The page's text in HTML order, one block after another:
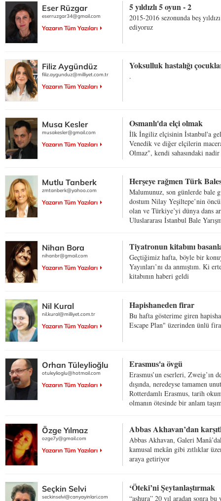
Eser Rüzgar
eserruzgar34@gmail.com
Yazarın Tüm Yazıları
5 yıldızlı 5 oyun - 2
2015-2016 sezonunda beş
ediyoruz
Filiz Aygündüz
filiz.aygunduz@milliyet.com.tr
Yazarın Tüm Yazıları
Yoksulluk hastalığı
.
Musa Kesler
musakesler@gmail.com
Yazarın Tüm Yazıları
Osmanlı'da elçi olmak
İlk İngiliz elçisinin İstanbul'a
Venedik ve diğer elçilerin
Olmaz", kendi sahasındaki
Mutlu Tanberk
zmtanberk@yahoo.com
Yazarın Tüm Yazıları
Herşeye rağmen Türk
Malumunuz, son günlerde bale
dostum Nilay Yeşiltepe’nin
olan ve Türkiye’yi dünya dans
Uluslararası İstanbul Bale
Nihan Bora
nihanbr@gmail.com
Yazarın Tüm Yazıları
Tiyatronun kitabını
Geçtiğimiz hafta, böyle bir
Yayınları’nı da anmıştım. Ki
kitabının haberi geldi
Nil Kural
nil.kural@milliyet.com.tr
Yazarın Tüm Yazıları
Hapishaneden firar
Bu hafta gösterime giren
Escape Plan" üzerinden ünlü
Orhan Tüleylioğlu
otuleylioglu@hotmail.com
Yazarın Tüm Yazıları
Erasmus'a övgü
Erasmus’un eserleri,
dışında, neredeyse tamamen
Rotterdamlı Erasmus, tarih
olmanın ötesinde bir anlam
Özge Yılmaz
ozge7y@gmail.com
Yazarın Tüm Yazıları
Abbas Akhavan’dan
Abbas Akhavan, Galeri
kamusal mekân gibi zıtlıklar
araya getiriyor
Seçkin Selvi
seckinselvi@canyayinlari.com
‘Öteki’ni Şeytanlaştırmak
“ashura” 20 yıl aradan sonra